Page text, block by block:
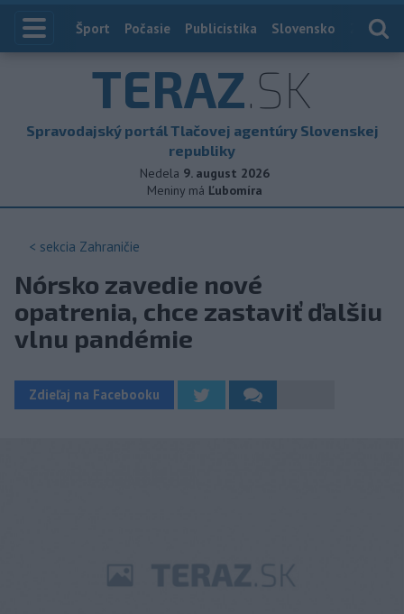
Index
Šport Počasie Publicistika Slovensko
TERAZ.SK
Spravodajský portál Tlačovej agentúry Slovenskej
republiky
Nedela 9. august 2026
Meniny má Ľubomíra
< sekcia Zahraničie
Nórsko zavedie nové
opatrenia, chce zastaviť ďalšiu
vlnu pandémie
Zdieľaj na Facebooku